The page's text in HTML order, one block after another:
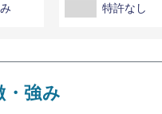
特許なし
・強み